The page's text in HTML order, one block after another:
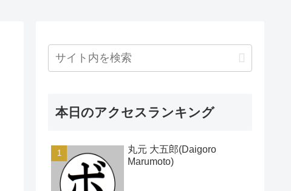
本日のアクセスランキング
丸元 大五郎(Daigoro
Marumoto)